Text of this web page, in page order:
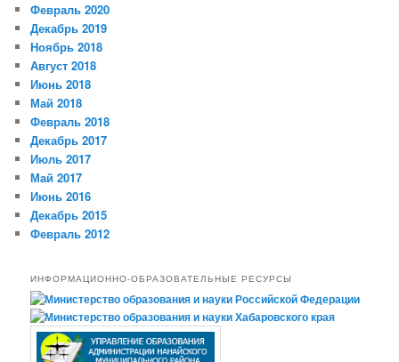
Февраль 2020
Декабрь 2019
Ноябрь 2018
Август 2018
Июнь 2018
Май 2018
Февраль 2018
Декабрь 2017
Июль 2017
Май 2017
Июнь 2016
Декабрь 2015
Февраль 2012
ИНФОРМАЦИОННО-ОБРАЗОВАТЕЛЬНЫЕ РЕСУРСЫ